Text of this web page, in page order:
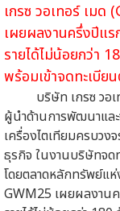
เกรซ วอเทอร์ เมด
เผยผลงานครึ่งปีแร
รายได้ไม่น้อยกว่า
พร้อมเข้าจดทะเบีย
บริษัท เกรซ วอ
ผู้นำด้านการพัฒนาแล
เครื่องไตเทียมครบวง
ธุรกิจ ในงานบริษัทจ
โดยตลาดหลักทรัพย์แ
GWM25 เผยผลงาน